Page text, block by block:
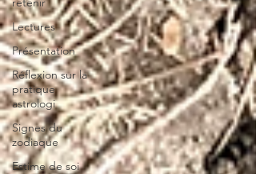
Lectures
Présentation
Réflexion sur la
pratique
astrologi
Signes du
zodiaque
Estime de soi